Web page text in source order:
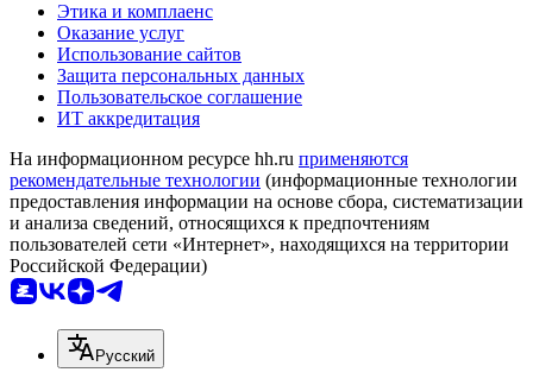
Этика и комплаенс
Оказание услуг
Использование сайтов
Защита персональных данных
Пользовательское соглашение
ИТ аккредитация
На информационном ресурсе hh.ru применяются
рекомендательные технологии (информационные технологии
предоставления информации на основе сбора, систематизации
и анализа сведений, относящихся к предпочтениям
пользователей сети «Интернет», находящихся на территории
Российской Федерации)
Русский